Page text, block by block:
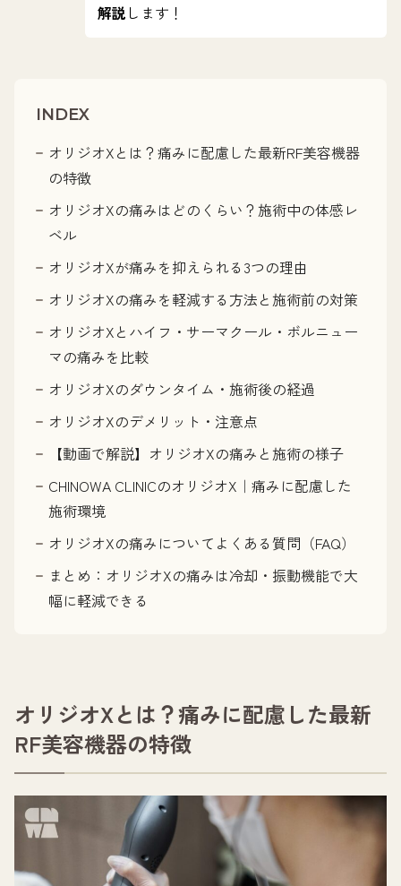
解説 します！
INDEX
オリジオXとは？痛みに配慮した最新RF美容機器
の特徴
オリジオXの痛みはどのくらい？施術中の体感レ
ベル
オリジオXが痛みを抑えられる3つの理由
オリジオXの痛みを軽減する方法と施術前の対策
オリジオXとハイフ・サーマクール・ボルニュー
マの痛みを比較
オリジオXのダウンタイム・施術後の経過
オリジオXのデメリット・注意点
【動画で解説】オリジオXの痛みと施術の様子
CHINOWA CLINICのオリジオX｜痛みに配慮した
施術環境
オリジオXの痛みについてよくある質問（FAQ）
まとめ：オリジオXの痛みは冷却・振動機能で大
幅に軽減できる
オリジオXとは？痛みに配慮した最新
RF美容機器の特徴